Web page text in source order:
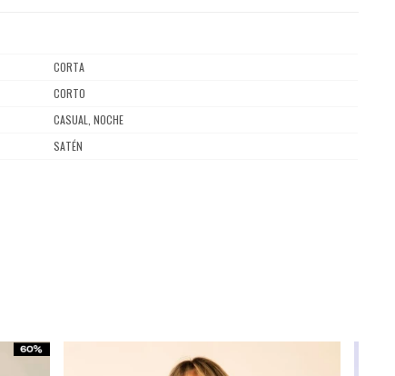
CORTA
CORTO
CASUAL, NOCHE
SATÉN